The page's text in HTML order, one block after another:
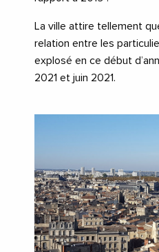
La ville attire tellement
relation entre les
explosé en ce début
2021 et juin 2021.